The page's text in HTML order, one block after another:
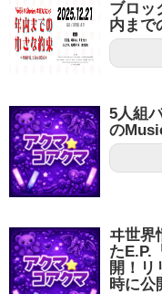
ブロッ
内まで
5人組
の
ヰ世界
たE.P.
開！リ
時に公